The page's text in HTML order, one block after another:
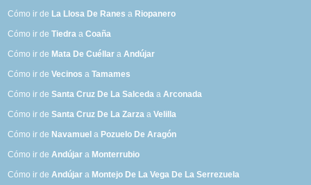
Cómo ir de La Llosa De Ranes a Riopanero
Cómo ir deTiedra aCoaña
Cómo ir de Mata De Cuéllar aAndújar
Cómo ir deVecinos aTamames
Cómo ir deSanta Cruz De La Salceda aArconada
Cómo ir deSanta Cruz De La Zarza aVelilla
Cómo ir de Navamuel a Pozuelo De Aragón
Cómo ir deAndújar a Monterrubio
Cómo ir deAndújar a Montejo De La Vega De La Serrezuela